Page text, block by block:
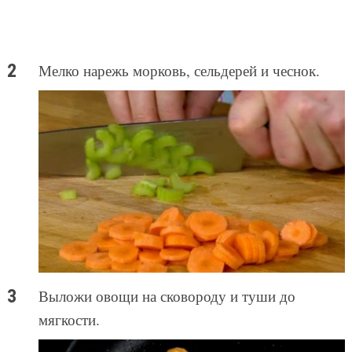
Мелко нарежь морковь, сельдерей и чеснок.
Выложи овощи на сковороду и туши до
мягкости.